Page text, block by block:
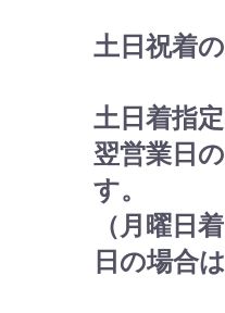
土日祝着
土日着指
翌営業日
す。
（月曜日
日の場合